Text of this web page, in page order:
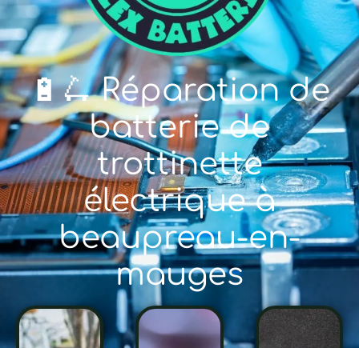
🔋🛴 Réparation de
batterie de
trottinette
électrique à
beaupreau-en-
mauges